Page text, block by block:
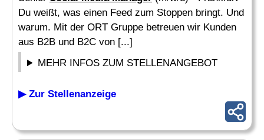
Du weißt, was einen Feed zum Stoppen bringt. Und
warum. Mit der ORT Gruppe betreuen wir Kunden
aus B2B und B2C von [...]
MEHR INFOS ZUM STELLENANGEBOT
▶ Zur Stellenanzeige